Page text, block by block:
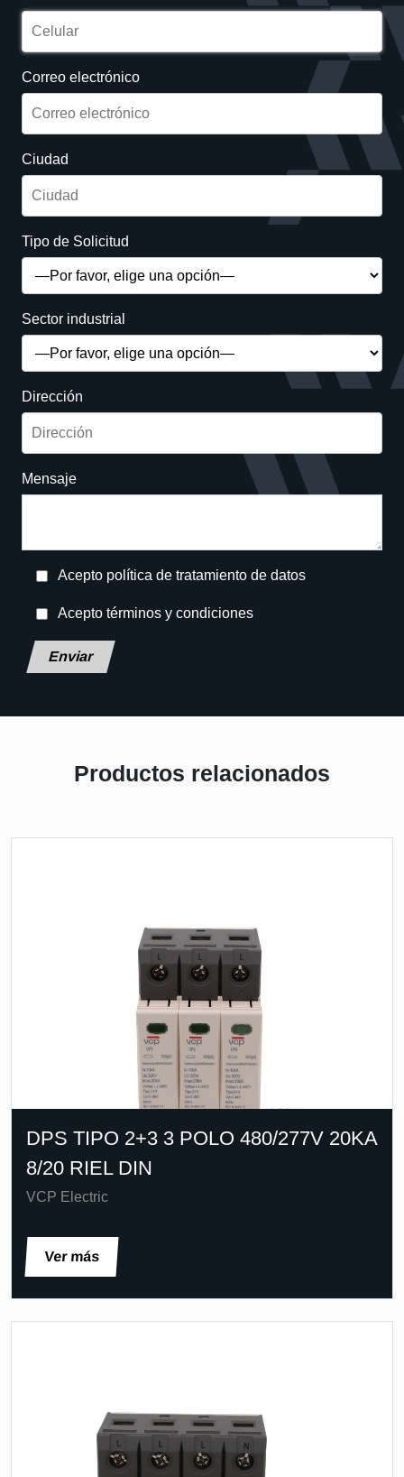
Correo electrónico
Ciudad
Tipo de Solicitud
Sector industrial
Dirección
Mensaje
Acepto política de tratamiento de datos
Acepto términos y condiciones
Deja este campo en blanco, por favor.
Productos relacionados
DPS TIPO 2+3 3 POLO 480/277V 20KA
8/20 RIEL DIN
VCP Electric
Ver más